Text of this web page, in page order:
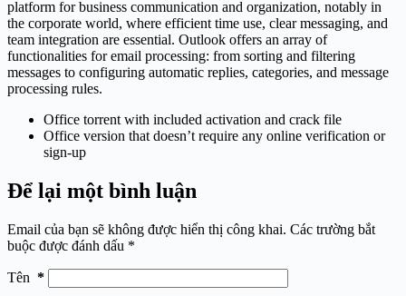
platform for business communication and organization, notably in
the corporate world, where efficient time use, clear messaging, and
team integration are essential. Outlook offers an array of
functionalities for email processing: from sorting and filtering
messages to configuring automatic replies, categories, and message
processing rules.
Office torrent with included activation and crack file
Office version that doesn’t require any online verification or
sign-up
Để lại một bình luận
Email của bạn sẽ không được hiển thị công khai. Các trường bắt
buộc được đánh dấu *
Tên *